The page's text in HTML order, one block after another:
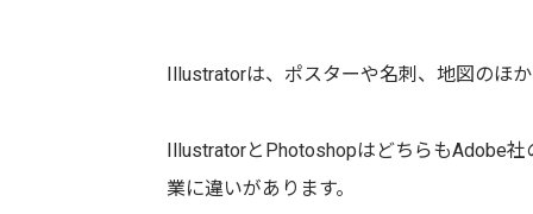
Illustratorは、ポスターや名刺、地図のほ
IllustratorとPhotoshopはどちらもAdobe
業に違いがあります。